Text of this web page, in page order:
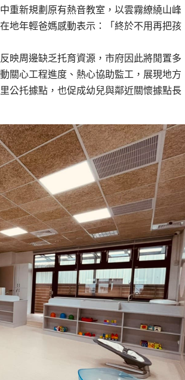
重新規劃原有熱音教室，以雲霧繚繞山峰
地年輕爸媽感動表示：「終於不用再把孩
映周邊缺乏托育資源，市府因此將閒置多
關心工程進度、熱心協助監工，展現地方
公托據點，也促成幼兒與鄰近關懷據點長